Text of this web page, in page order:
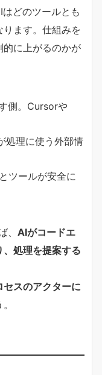
どのツールとも
ます。仕組みを
に上がるのかが
側。Cursorや
処理に使う外部情
ツールが安全に
、 AIがコードエ
処理を提案する
スのアクターに